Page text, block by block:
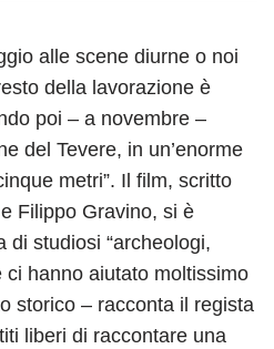
alle scene diurne o noi
della lavorazione è
poi – a novembre –
del Tevere, in un’enorme
metri”. Il film, scritto
Filippo Gravino, si è
di studiosi “archeologi,
hanno aiutato moltissimo
storico – racconta il regista
liberi di raccontare una